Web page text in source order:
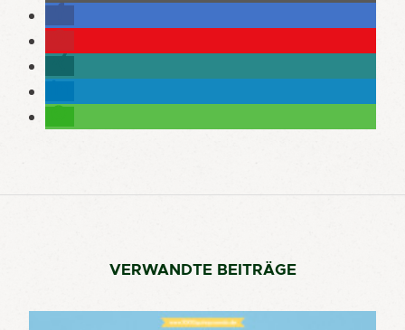
VERWANDTE BEITRÄGE